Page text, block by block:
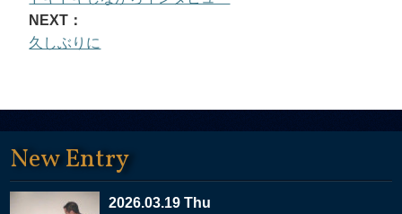
NEXT：
久しぶりに
New Entry
2026.03.19 Thu